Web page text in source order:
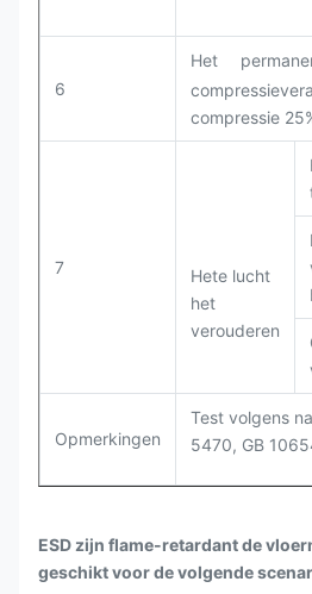
6
Het
compressie
7
Hete lucht
het
verouderen
Opmerkingen
Test volgens
5470, GB
ESD zijn flame-retardant de
geschikt voor de volgende